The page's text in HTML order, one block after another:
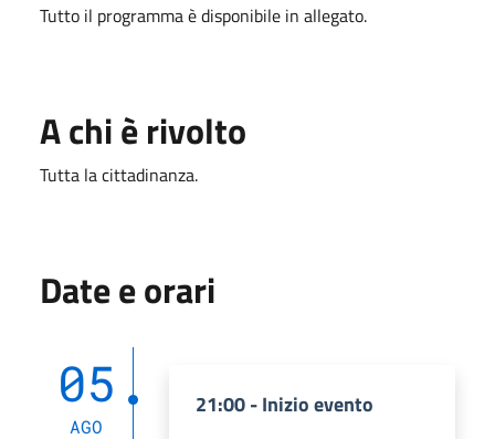
Tutto il programma è disponibile in allegato.
A chi è rivolto
Tutta la cittadinanza.
Date e orari
05
AGO
21:00 - Inizio evento